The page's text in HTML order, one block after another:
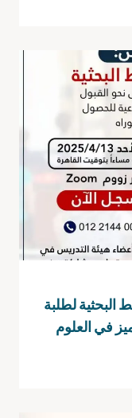
البحثية لطلبة
في العلوم